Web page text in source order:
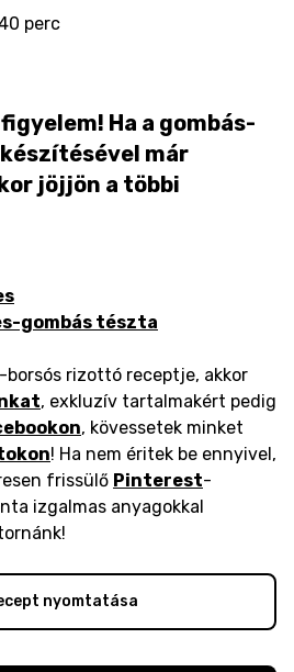
perc
Ha a gombás-
már
jöjjön a többi
gombás tészta
rizottó receptje, akkor
, exkluzív tartalmakért pedig
, kövessetek minket
! Ha nem éritek be ennyivel,
frissülő Pinterest-
izgalmas anyagokkal
nyomtatása